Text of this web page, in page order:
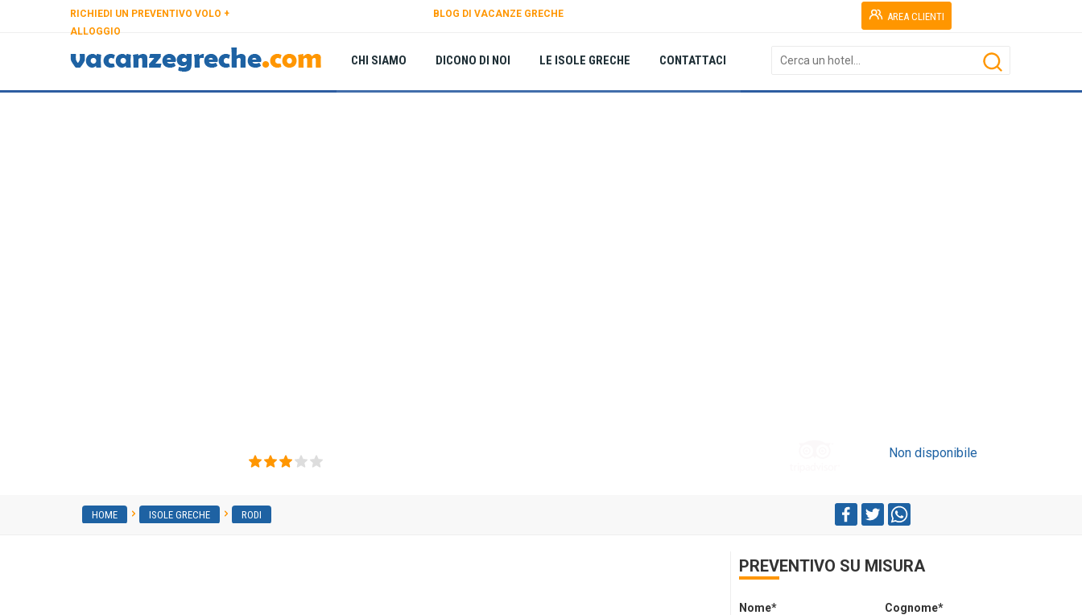
AREA CLIENTI
RICHIEDI UN PREVENTIVO VOLO +
ALLOGGIO
BLOG DI VACANZE GRECHE
CHI SIAMO DICONO DI NOI LE ISOLE GRECHE CONTATTACI
Non disponibile
HOME ISOLE GRECHE RODI
PREVENTIVO SU MISURA
Nome* Cognome*